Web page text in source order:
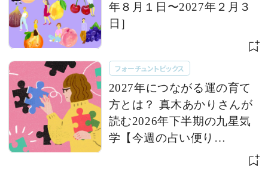
年８月１日〜2027年２月３
日］
フォーチュントピックス
2027年につながる運の育て
方とは？ 真木あかりさんが
読む2026年下半期の九星気
学【今週の占い便り